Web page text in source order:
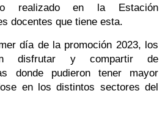
realizado en la Estación
docentes que tiene esta.
día de la promoción 2023, los
disfrutar y compartir de
donde pudieron tener mayor
en los distintos sectores del